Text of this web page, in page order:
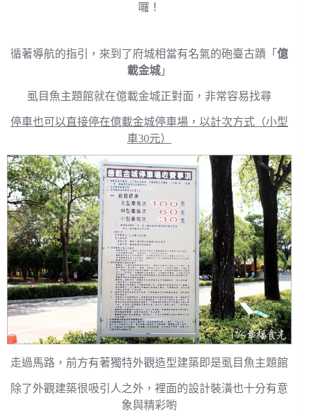
囉！
循著導航的指引，來到了府城相當有名氣的砲臺古蹟「億
載金城 」
虱目魚主題館就在億載金城正對面，非常容易找尋
停車也可以直接停在億載金城停車場，以計次方式（小型
車30元）
走過馬路，前方有著獨特外觀造型建築即是虱目魚主題館
除了外觀建築很吸引人之外，裡面的設計裝潢也十分有意
象與精彩喲